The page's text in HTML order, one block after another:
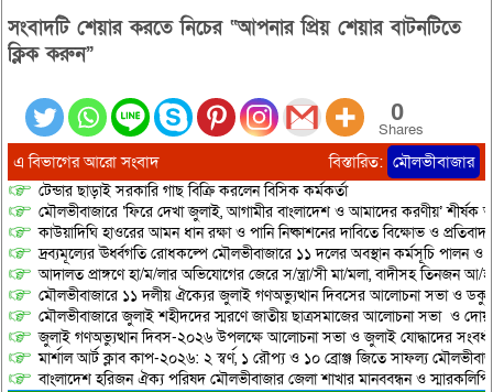
সংবাদটি শেয়ার করতে নিচের “আপনার প্রিয় শেয়ার বাটনটিতে
ক্লিক করুন”
0
Shares
এ বিভাগের আরো সংবাদ বিস্তারিত: মৌলভীবাজার
টেন্ডার ছাড়াই সরকারি গাছ বিক্রি করলেন বিসিক কর্মকর্তা
মৌলভীবাজারে ‘ফিরে দেখা জুলাই, আগামীর বাংলাদেশ ও আমাদের করণীয়’ শীর্ষক
কাউয়াদিঘি হাওরের আমন ধান রক্ষা ও পানি নিষ্কাশনের দাবিতে বিক্ষোভ ও
দ্রব্যমূল্যের ঊর্ধ্বগতি রোধকল্পে মৌলভীবাজারে ১১ দলের অবস্থান কর্মসূচি পালন ও
আদালত প্রাঙ্গণে হা/ম/লার অভিযোগের জেরে স/ন্ত্রা/সী মা/মলা, বাদীসহ তিনজন আ/
মৌলভীবাজারে ১১ দলীয় ঐক্যের জুলাই গণঅভ্যুত্থান দিবসের আলোচনা সভা ও
মৌলভীবাজারে জুলাই শহীদদের স্মরণে জাতীয় ছাত্রসমাজের আলোচনা সভা ও
জুলাই গণঅভ্যুত্থান দিবস-২০২৬ উপলক্ষে আলোচনা সভা ও জুলাই যোদ্ধাদের
মার্শাল আর্ট ক্লাব কাপ-২০২৬: ২ স্বর্ণ, ১ রৌপ্য ও ১০ ব্রোঞ্জ জিতে সাফল্য
বাংলাদেশ হরিজন ঐক্য পরিষদ মৌলভীবাজার জেলা শাখার মানববন্ধন ও স্মারকলিপি